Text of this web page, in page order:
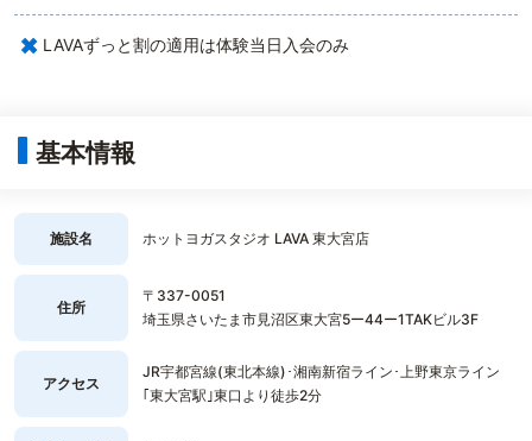
× LAVAずっと割の適用は体験当日入会のみ
基本情報
施設名 ホットヨガスタジオ LAVA 東大宮店
住所
〒337-0051
埼玉県さいたま市見沼区東大宮5ー44ー1TAKビル3F
アクセス
JR宇都宮線(東北本線)･湘南新宿ライン･上野東京ライン
｢東大宮駅｣東口より徒歩2分